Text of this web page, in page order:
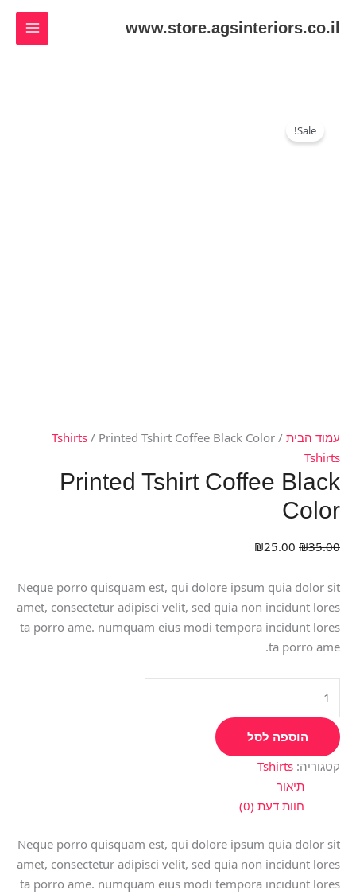
לתוכןwww.store.agsinteriors.co.il
Sale!
עמוד הבית /
Tshirts / Printed Tshirt Coffee Black Color
Tshirts
Printed Tshirt Coffee Black
Color
₪35.00
המקורי
₪25.00
Neque porro quisquam est, qui dolore ipsum quia dolor sit
amet, consectetur adipisci velit, sed quia non incidunt lores
ta porro ame. numquam eius modi tempora incidunt lores
ta porro ame.
הוספה לסל
קטגוריה: Tshirts
תיאור
חוות דעת (0)
Neque porro quisquam est, qui dolore ipsum quia dolor sit
amet, consectetur adipisci velit, sed quia non incidunt lores
ta porro ame. numquam eius modi tempora incidunt lores